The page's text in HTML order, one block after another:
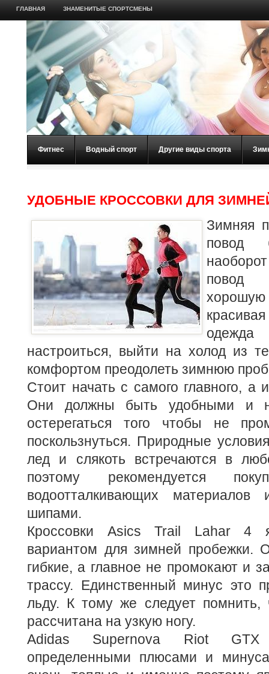
ГЛАВНАЯ ЗНАМЕНИТЫЕ СПОРТСМЕНЫ
Фитнес Водный спорт Другие виды спорта
УДОБНЫЕ КРОССОВКИ ДЛЯ
Зимняя
повод
повод
хорошую
одежда
настроиться, выйти на холод из
комфортом преодолеть зимнюю
Стоит начать с самого главного, а
Они должны быть удобными и
остерегаться того чтобы не
поскользнуться. Природные
лед и слякоть встречаются в
поэтому рекомендуется
водоотталкивающих
шипами.
Кроссовки Asics Trail Lahar 4
вариантом для зимней пробежки.
гибкие, а главное не промокают и
трассу. Единственный минус это
льду. К тому же следует помнить,
рассчитана на узкую ногу.
Adidas Supernova Riot GTX
определенными плюсами и